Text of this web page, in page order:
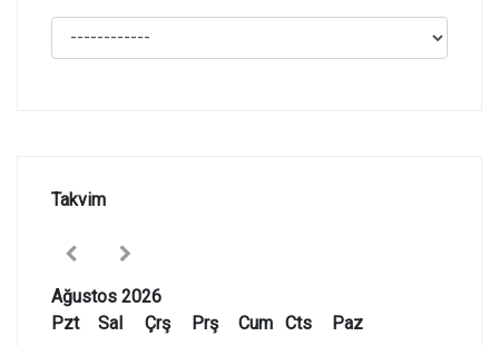
Takvim
Ağustos 2026
Pzt
Sal Çrş Prş Cum Cts
Paz